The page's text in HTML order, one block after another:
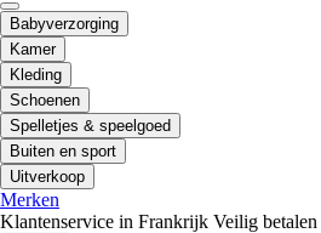
Babyverzorging
Kamer
Kleding
Schoenen
Spelletjes & speelgoed
Buiten en sport
Uitverkoop
Merken
Klantenservice in Frankrijk Veilig betalen